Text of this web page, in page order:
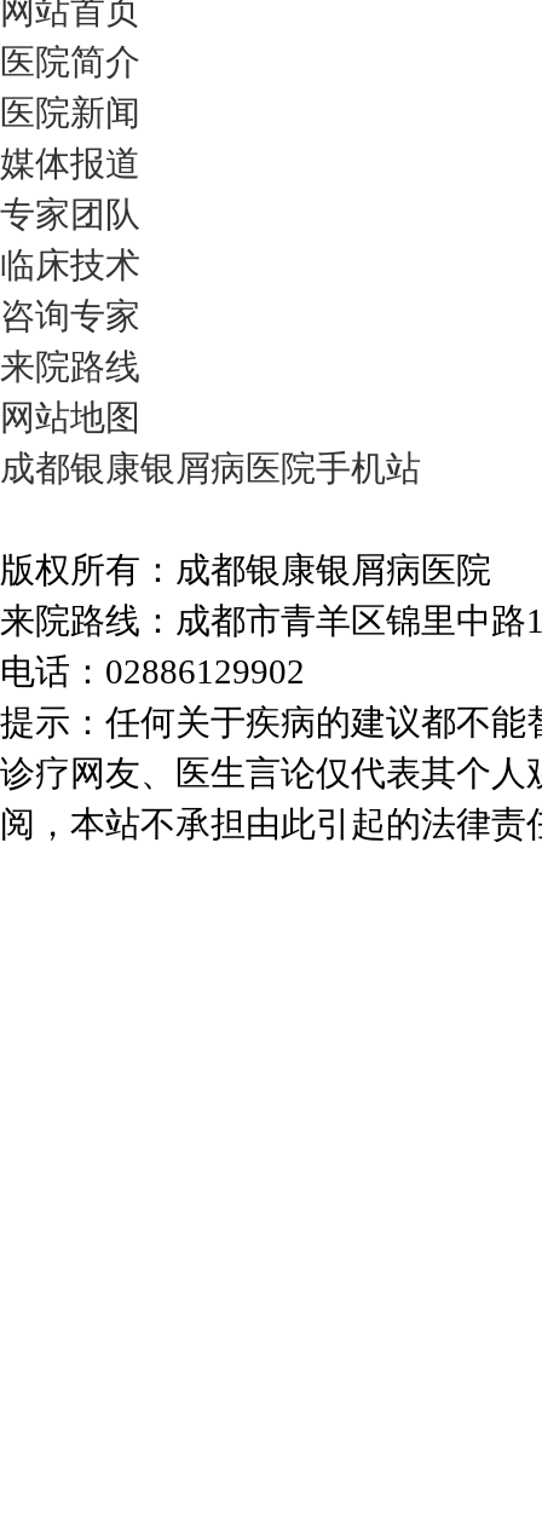
网站首页
医院简介
医院新闻
媒体报道
专家团队
临床技术
咨询专家
来院路线
网站地图
成都银康银屑病医院手机站
版权所有：成都银康银屑病医院
来院路线：成都市青羊区锦里中
电话：02886129902
提示：任何关于疾病的建议都不
诊疗网友、医生言论仅代表其个
阅，本站不承担由此引起的法律责